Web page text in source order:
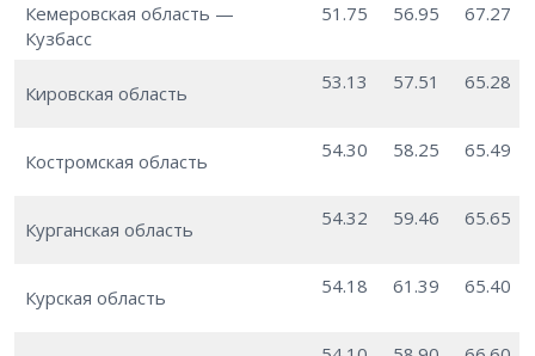
Кемеровская область —
Кузбасс
51.75 56.95 67.27
Кировская область 53.13 57.51 65.28
Костромская область 54.30 58.25 65.49
Курганская область 54.32 59.46 65.65
Курская область 54.18 61.39 65.40